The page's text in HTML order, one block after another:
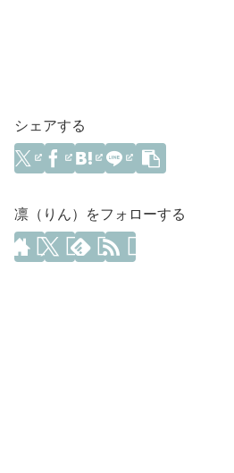
シェアする
凛（りん）をフォローする